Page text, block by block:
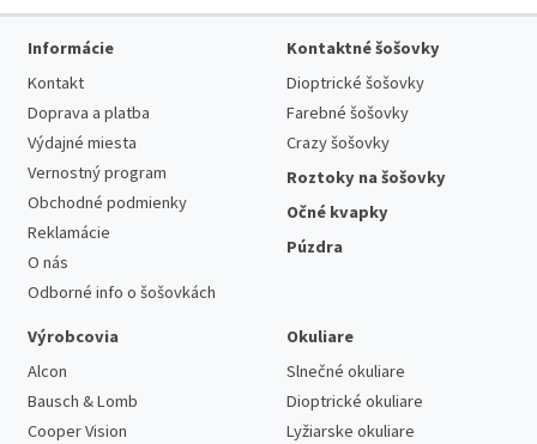
Informácie
Kontakt
Doprava a platba
Výdajné miesta
Vernostný program
Obchodné podmienky
Reklamácie
O nás
Odborné info o šošovkách
Kontaktné šošovky
Dioptrické šošovky
Farebné šošovky
Crazy šošovky
Roztoky na šošovky
Očné kvapky
Púzdra
Výrobcovia
Alcon
Bausch & Lomb
Cooper Vision
Okuliare
Slnečné okuliare
Dioptrické okuliare
Lyžiarske okuliare